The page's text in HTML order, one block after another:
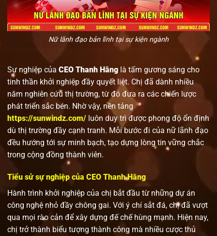
Nữ lãnh đạo bản lĩnh tại sự kiện ngành
Sự nghiệp của CEO Thanh Hằng là tấm gương sáng cho
tinh thần khởi nghiệp đầy quyết liệt. Chị đã dành nhiều
năm nghiên cứu thị trường, từ đó đưa ra các chiến lược
phát triển sắc bén. Nhờ vậy, nền tảng
https://sunwindz.com/ luôn duy trì được phong độ ổn định
dù thị trường đầy cạnh tranh. Mỗi bước đi của nữ lãnh đạo
đều hướng tới sự minh bạch, tạo dựng lòng tin vững chắc
trong cộng đồng thành viên.
Tiểu sử sự nghiệp của CEO Thanh Hằng
Hành trình khởi nghiệp của chị bắt đầu từ những dự án
công nghệ nhỏ đầy chông gai. Với ý chí sắt đá, chị đã vượt
qua mọi rào cản để xây dựng đế chế hùng mạnh. Hiện nay,
chị trở thành biểu tượng thành công mà nhiều cược thủ